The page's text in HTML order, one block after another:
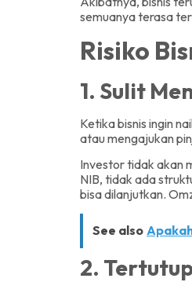
semuanya terasa
Risiko
1. Sulit
Ketika bisnis ingin
atau mengajukan
Investor tidak akan
NIB, tidak ada
bisa dilanjutkan.
See also
2.